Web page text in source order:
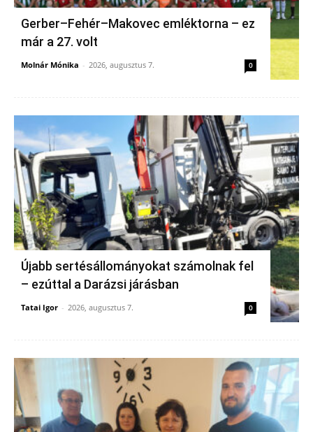
Gerber–Fehér–Makovec emléktorna – ez
már a 27. volt
Molnár Mónika - 2026, augusztus 7. 0
Újabb sertésállományokat számolnak fel
– ezúttal a Darázsi járásban
Tatai Igor - 2026, augusztus 7. 0